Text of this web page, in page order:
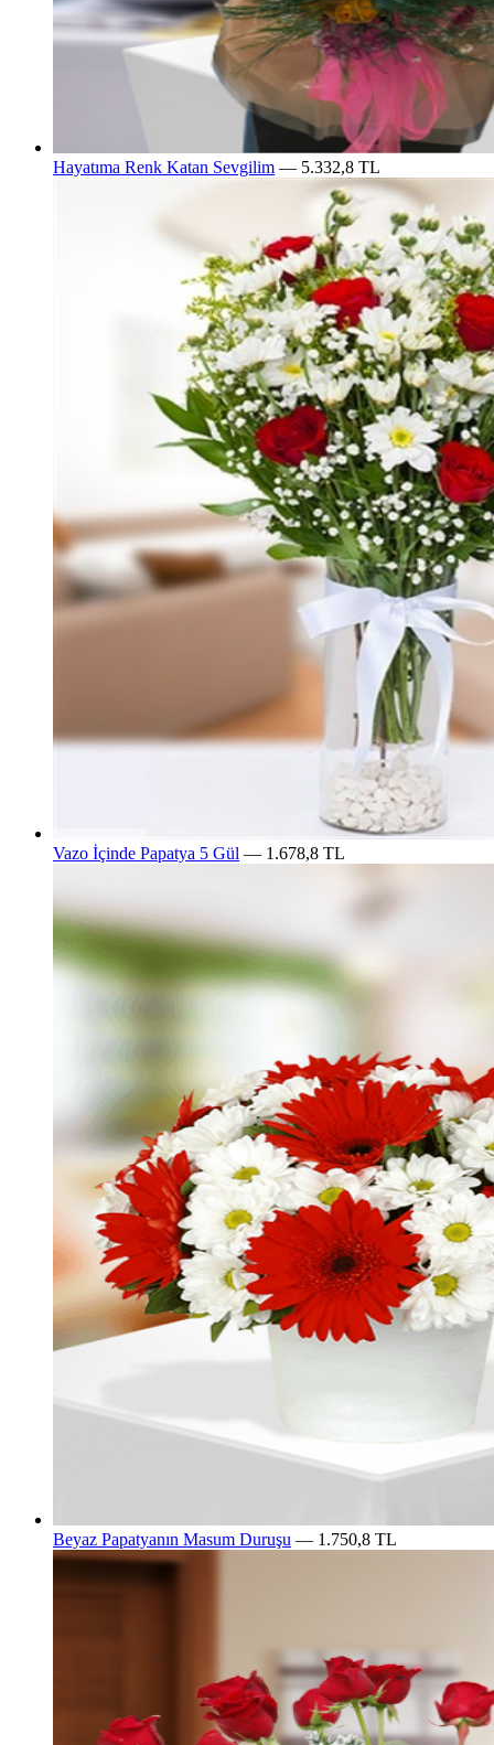
Hayatıma Renk Katan Sevgilim — 5.332,8 TL
Vazo İçinde Papatya 5 Gül — 1.678,8 TL
Beyaz Papatyanın Masum Duruşu — 1.750,8 TL